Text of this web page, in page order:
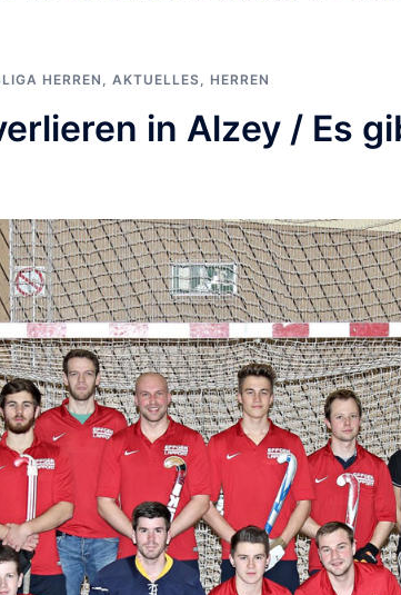
HERREN, AKTUELLES, HERREN
in Alzey / Es